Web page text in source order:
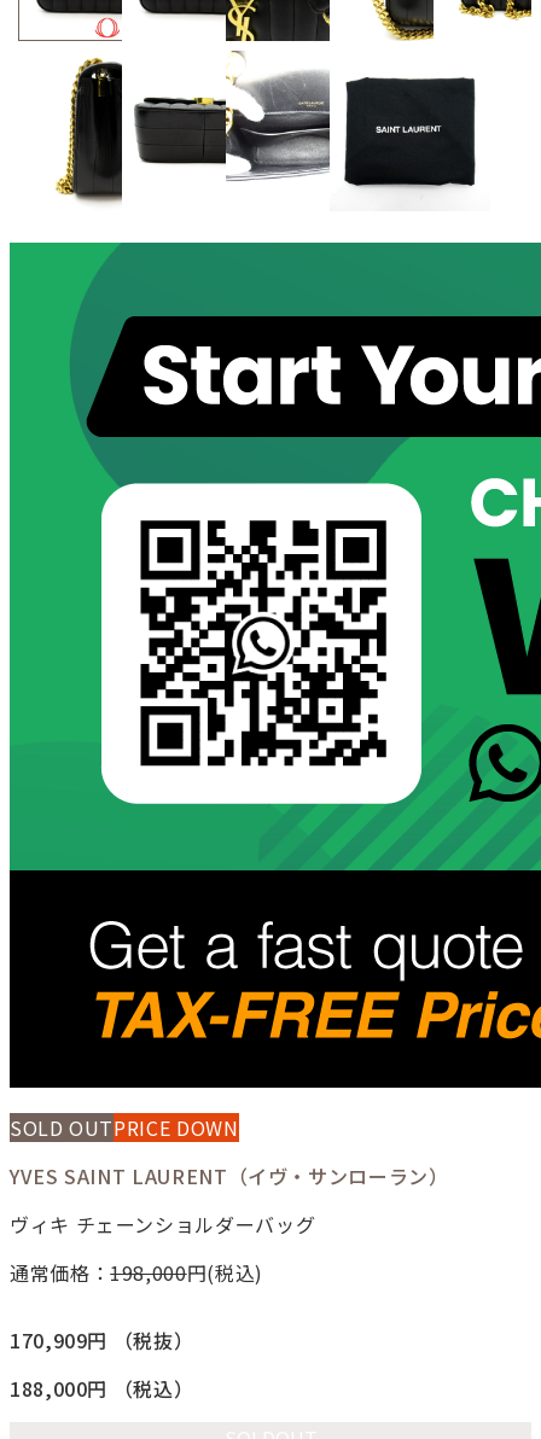
SOLD OUTPRICE DOWN
YVES SAINT LAURENT（イヴ・サンローラン）
ヴィキ チェーンショルダーバッグ
通常価格：198,000円(税込)
170,909円
（税抜）
188,000円
（税込）